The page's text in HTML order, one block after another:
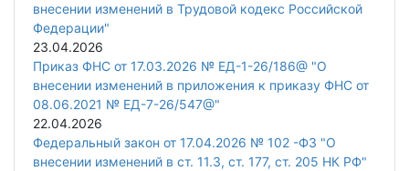
внесении изменений в Трудовой кодекс Российской
Федерации"
23.04.2026
Приказ ФНС от 17.03.2026 № ЕД-1-26/186@ "О
внесении изменений в приложения к приказу ФНС от
08.06.2021 № ЕД-7-26/547@"
22.04.2026
Федеральный закон от 17.04.2026 № 102 -ФЗ "О
внесении изменений в ст. 11.3, ст. 177, ст. 205 НК РФ"